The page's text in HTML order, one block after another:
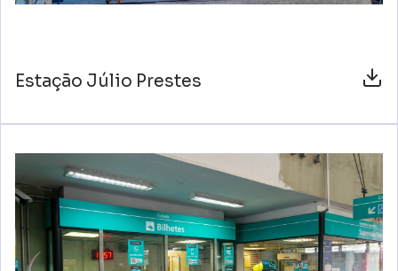
Estação Júlio Prestes